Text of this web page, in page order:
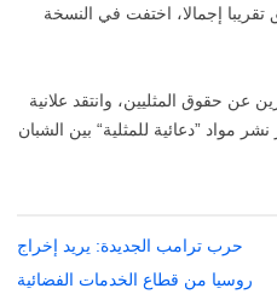
إجمالا، اختفت في النسخة
عن حقوق المثليين، وانتقد علانية
يعود لعام 2013 يحظر نشر مواد ”دعائية للمثلية“ بين الشبان
حرب ترامب الجديدة: يريد إخراج
روسيا من قطاع الخدمات الفضائية